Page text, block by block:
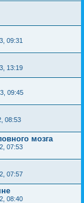
09:31
13:19
09:45
08:53
мозга
07:53
07:57
08:40